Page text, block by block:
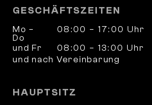
GESCHÄFTSZEITEN
Mo –
Do
08:00 – 17:00 Uhr
und Fr
08:00 – 13:00 Uhr
und nach Vereinbarung
HAUPTSITZ